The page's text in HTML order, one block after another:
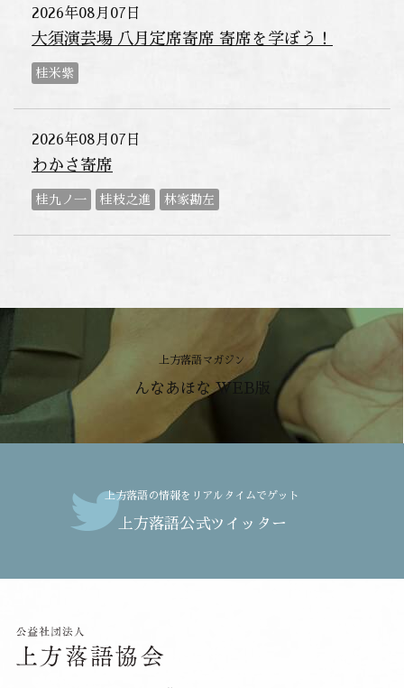
2026年08月07日
大須演芸場 八月定席寄席 寄席を学ぼう！
桂米紫
2026年08月07日
わかさ寄席
桂九ノ一 桂枝之進 林家勘左
上方落語マガジン
んなあほな WEB版
上方落語の情報をリアルタイムでゲット
上方落語公式ツイッター